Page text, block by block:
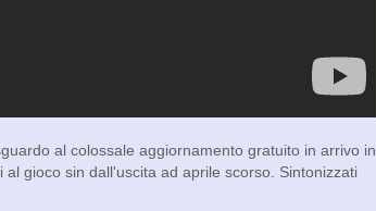
al colossale aggiornamento gratuito in arrivo in
gioco sin dall'uscita ad aprile scorso. Sintonizzati